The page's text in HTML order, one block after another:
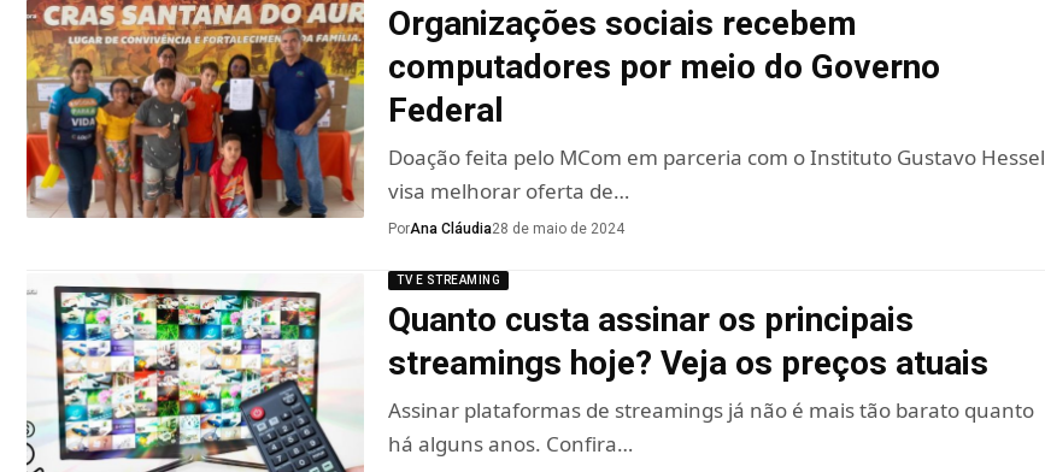
Organizações sociais recebem
computadores por meio do Governo
Federal
Doação feita pelo MCom em parceria com o Instituto Gustavo Hessel
visa melhorar oferta de…
PorAna Cláudia28 de maio de 2024
TV E STREAMING
Quanto custa assinar os principais
streamings hoje? Veja os preços atuais
Assinar plataformas de streamings já não é mais tão barato quanto
há alguns anos. Confira…